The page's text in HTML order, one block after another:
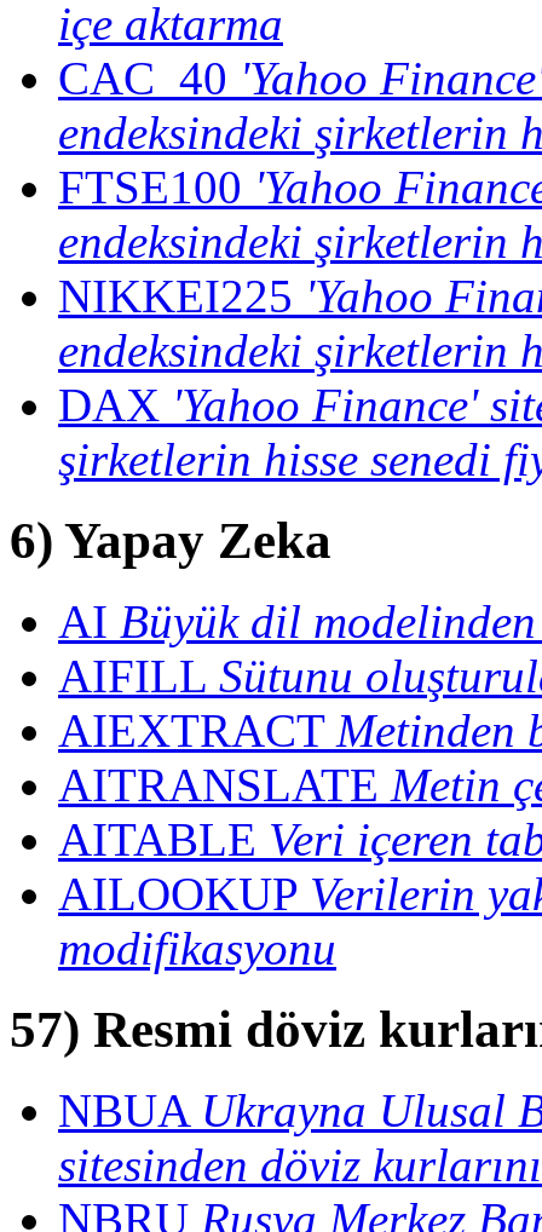
içe aktarma
CAC_40 'Yahoo
endeksindeki şirketlerin
FTSE100 'Yahoo
endeksindeki şirketlerin
NIKKEI225 'Yahoo
endeksindeki şirketlerin
DAX 'Yahoo Finance'
şirketlerin hisse senedi
6) Yapay Zeka
AI Büyük dil
AIFILL Sütunu
AIEXTRACT Metinden
AITRANSLATE Metin
AITABLE Veri içeren
AILOOKUP Verilerin
modifikasyonu
57) Resmi döviz
NBUA Ukrayna Ulusal
sitesinden döviz
NBRU Rusya Merkez